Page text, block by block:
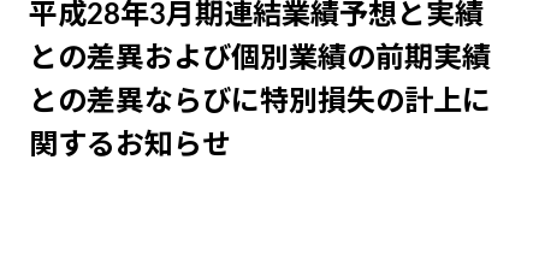
平成28年3月期連結業績予想と実績
との差異および個別業績の前期実績
との差異ならびに特別損失の計上に
関するお知らせ